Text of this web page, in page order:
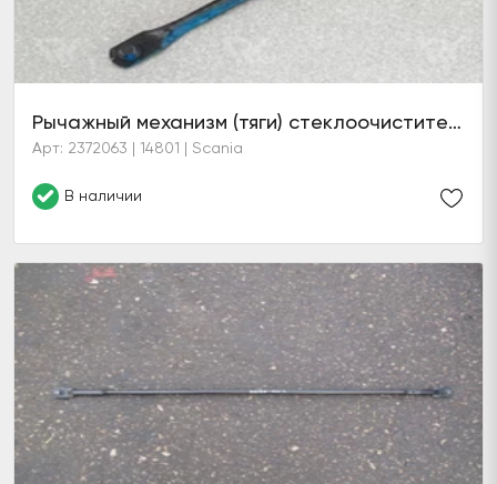
Рычажный механизм (тяги) стеклоочистителя (6 серия)
Арт: 2372063 | 14801 | Scania
В наличии